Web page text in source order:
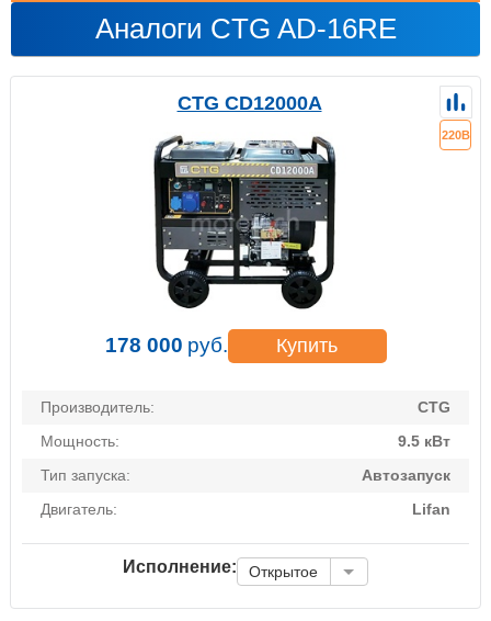
Аналоги CTG AD-16RE
CTG CD12000A
220В
178 000 руб. Купить
Производитель:
CTG
Мощность:
9.5 кВт
Тип запуска:
Автозапуск
Двигатель:
Lifan
Исполнение: Открытое